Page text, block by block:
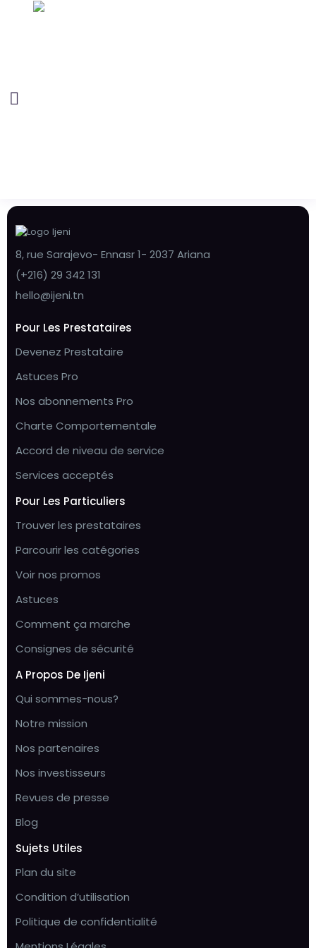
8, rue Sarajevo- Ennasr 1- 2037 Ariana
(+216) 29 342 131
hello@ijeni.tn
Pour Les Prestataires
Devenez Prestataire
Astuces Pro
Nos abonnements Pro
Charte Comportementale
Accord de niveau de service
Services acceptés
Pour Les Particuliers
Trouver les prestataires
Parcourir les catégories
Voir nos promos
Astuces
Comment ça marche
Consignes de sécurité
A Propos De Ijeni
Qui sommes-nous?
Notre mission
Nos partenaires
Nos investisseurs
Revues de presse
Blog
Sujets Utiles
Plan du site
Condition d’utilisation
Politique de confidentialité